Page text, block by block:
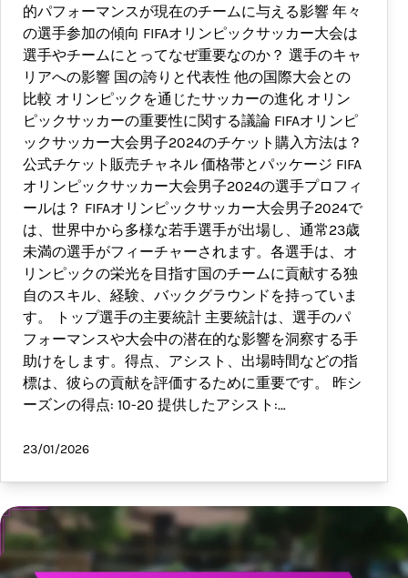
的パフォーマンスが現在のチームに与える影響 年々
の選手参加の傾向 FIFAオリンピックサッカー大会は
選手やチームにとってなぜ重要なのか？ 選手のキャ
リアへの影響 国の誇りと代表性 他の国際大会との
比較 オリンピックを通じたサッカーの進化 オリン
ピックサッカーの重要性に関する議論 FIFAオリンピ
ックサッカー大会男子2024のチケット購入方法は？
公式チケット販売チャネル 価格帯とパッケージ FIFA
オリンピックサッカー大会男子2024の選手プロフィ
ールは？ FIFAオリンピックサッカー大会男子2024で
は、世界中から多様な若手選手が出場し、通常23歳
未満の選手がフィーチャーされます。各選手は、オ
リンピックの栄光を目指す国のチームに貢献する独
自のスキル、経験、バックグラウンドを持っていま
す。 トップ選手の主要統計 主要統計は、選手のパ
フォーマンスや大会中の潜在的な影響を洞察する手
助けをします。得点、アシスト、出場時間などの指
標は、彼らの貢献を評価するために重要です。 昨シ
ーズンの得点: 10-20 提供したアシスト:…
23/01/2026